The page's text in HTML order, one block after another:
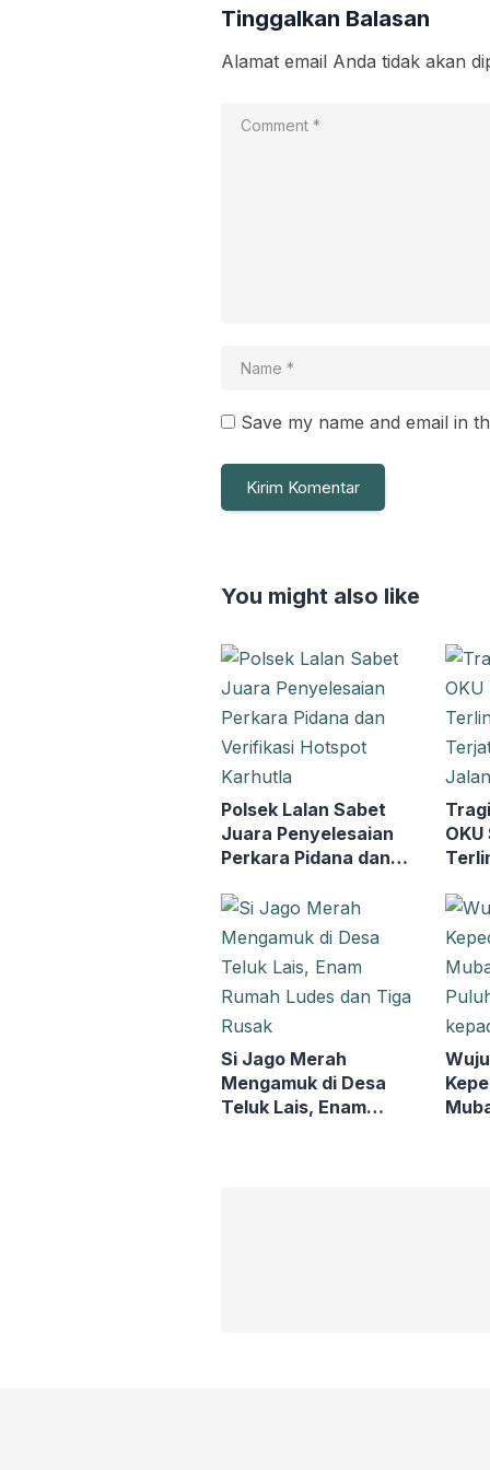
Tinggalkan Balasan
Alamat email Anda tidak akan
Save my name and email in
You might also like
Polsek Lalan Sabet
Juara Penyelesaian
Perkara Pidana dan
Karhutla
Si Jago Merah
Mengamuk di Desa
Teluk Lais, Enam